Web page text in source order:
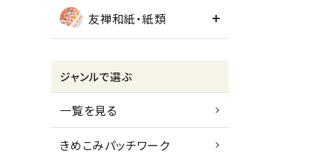
友禅和紙・紙類
ジャンルで選ぶ
一覧を見る
きめこみパッチワーク